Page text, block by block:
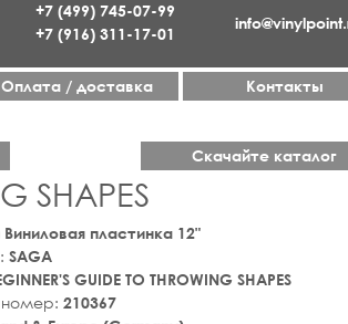
+7 (499) 745-07-99
+7 (916) 311-17-01
Оплата / доставка Контакты
Скачайте каталог
SHAPES
Виниловая пластинка 12"
SAGA
GUIDE TO THROWING SHAPES
210367